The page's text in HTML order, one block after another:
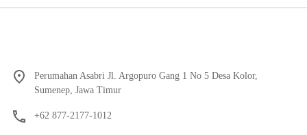
Perumahan Asabri Jl. Argopuro Gang 1 No 5 Desa Kolor,
Sumenep, Jawa Timur
+62 877-2177-1012